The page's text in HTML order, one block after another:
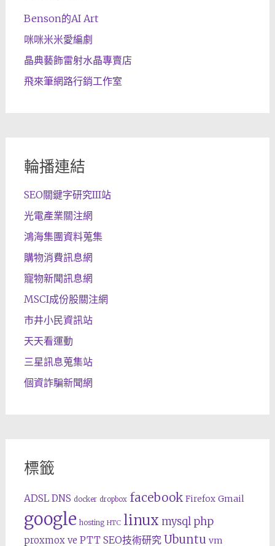
Benson的AI Art
咪咪米米愛編劇
晶典藝飾雷射水晶專賣店
飛來筆網路行銷工作室
輪播連結
SEO關鍵字研究III站
光電產業關注網
鴻海集團資料蒐集
購物消費訊息網
寵物新聞訊息網
MSCI成份股關注網
市井小民資訊站
天天看運動
三星訊息蒐集站
個資詐騙新聞網
標籤
ADSL DNS docker dropbox facebook Firefox Gmail
google hosting HTC linux mysql php
proxmox ve PTT SEO技術研究 Ubuntu vm